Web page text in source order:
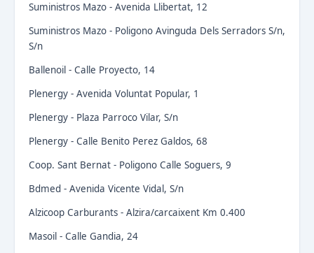
Suministros Mazo - Avenida Llibertat, 12
Suministros Mazo - Poligono Avinguda Dels Serradors S/n,
S/n
Ballenoil - Calle Proyecto, 14
Plenergy - Avenida Voluntat Popular, 1
Plenergy - Plaza Parroco Vilar, S/n
Plenergy - Calle Benito Perez Galdos, 68
Coop. Sant Bernat - Poligono Calle Soguers, 9
Bdmed - Avenida Vicente Vidal, S/n
Alzicoop Carburants - Alzira/carcaixent Km 0.400
Masoil - Calle Gandia, 24